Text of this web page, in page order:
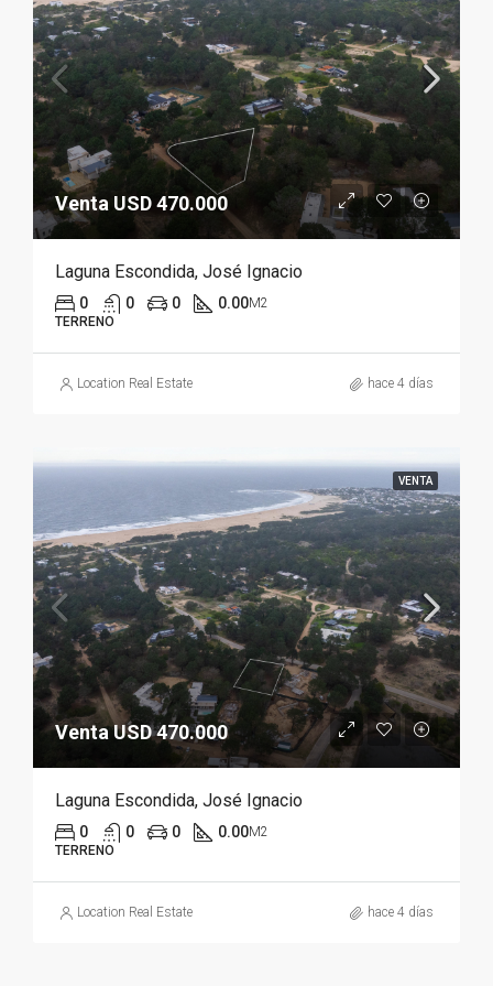
Venta USD 470.000
Laguna Escondida, José Ignacio
0 0 0 0.00M2
TERRENO
Location Real Estate hace 4 días
VENTA
Venta USD 470.000
Laguna Escondida, José Ignacio
0 0 0 0.00M2
TERRENO
Location Real Estate hace 4 días